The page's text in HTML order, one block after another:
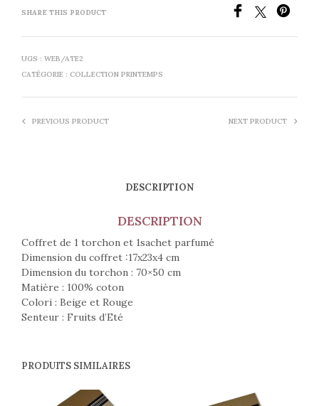
SHARE THIS PRODUCT
UGS : WEB/ATE2
CATÉGORIE : COLLECTION PRINTEMPS
PREVIOUS PRODUCT NEXT PRODUCT
DESCRIPTION
DESCRIPTION
Coffret de 1 torchon et 1sachet parfumé
Dimension du coffret :17x23x4 cm
Dimension du torchon : 70×50 cm
Matière : 100% coton
Colori : Beige et Rouge
Senteur : Fruits d’Eté
PRODUITS SIMILAIRES